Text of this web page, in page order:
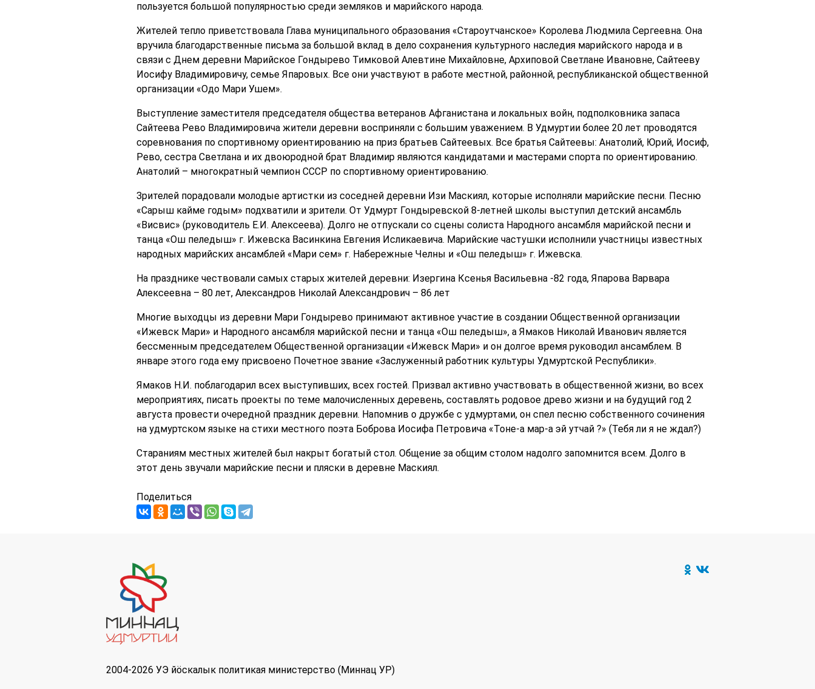
пользуется большой популярностью среди земляков и марийского народа.
Жителей тепло приветствовала Глава муниципального образования «Староутчанское» Королева Людмила Сергеевна. Она
вручила благодарственные письма за большой вклад в дело сохранения культурного наследия марийского народа и в
связи с Днем деревни Марийское Гондырево Тимковой Алевтине Михайловне, Архиповой Светлане Ивановне, Сайтееву
Иосифу Владимировичу, семье Япаровых. Все они участвуют в работе местной, районной, республиканской общественной
организации «Одо Мари Ушем».
Выступление заместителя председателя общества ветеранов Афганистана и локальных войн, подполковника запаса
Сайтеева Рево Владимировича жители деревни восприняли с большим уважением. В Удмуртии более 20 лет проводятся
соревнования по спортивному ориентированию на приз братьев Сайтеевых. Все братья Сайтеевы: Анатолий, Юрий, Иосиф,
Рево, сестра Светлана и их двоюродной брат Владимир являются кандидатами и мастерами спорта по ориентированию.
Анатолий – многократный чемпион СССР по спортивному ориентированию.
Зрителей порадовали молодые артистки из соседней деревни Изи Маскиял, которые исполняли марийские песни. Песню
«Сарыш кайме годым» подхватили и зрители. От Удмурт Гондыревской 8-летней школы выступил детский ансамбль
«Висвис» (руководитель Е.И. Алексеева). Долго не отпускали со сцены солиста Народного ансамбля марийской песни и
танца «Ош пеледыш» г. Ижевска Васинкина Евгения Исликаевича. Марийские частушки исполнили участницы известных
народных марийских ансамблей «Мари сем» г. Набережные Челны и «Ош пеледыш» г. Ижевска.
На празднике чествовали самых старых жителей деревни: Изергина Ксенья Васильевна -82 года, Япарова Варвара
Алексеевна – 80 лет, Александров Николай Александрович – 86 лет
Многие выходцы из деревни Мари Гондырево принимают активное участие в создании Общественной организации
«Ижевск Мари» и Народного ансамбля марийской песни и танца «Ош пеледыш», а Ямаков Николай Иванович является
бессменным председателем Общественной организации «Ижевск Мари» и он долгое время руководил ансамблем. В
январе этого года ему присвоено Почетное звание «Заслуженный работник культуры Удмуртской Республики».
Ямаков Н.И. поблагодарил всех выступивших, всех гостей. Призвал активно участвовать в общественной жизни, во всех
мероприятиях, писать проекты по теме малочисленных деревень, составлять родовое древо жизни и на будущий год 2
августа провести очередной праздник деревни. Напомнив о дружбе с удмуртами, он спел песню собственного сочинения
на удмуртском языке на стихи местного поэта Боброва Иосифа Петровича «Тоне-а мар-а эй утчай ?» (Тебя ли я не ждал?)
Стараниям местных жителей был накрыт богатый стол. Общение за общим столом надолго запомнится всем. Долго в
этот день звучали марийские песни и пляски в деревне Маскиял.
Поделиться
2004-2026 УЭ йöскалык политикая министерство (Миннац УР)